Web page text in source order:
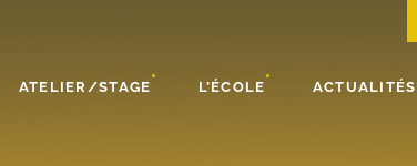
ATELIER/STAGE L’ÉCOLE ACTUALITÉS